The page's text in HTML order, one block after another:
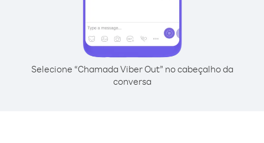
Selecione “Chamada Viber Out” no cabeçalho da
conversa